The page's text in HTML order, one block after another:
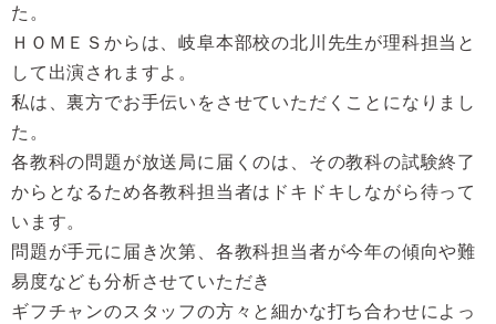
た。
ＨＯＭＥＳからは、岐阜本部校の北川先生が理科担当と
して出演されますよ。
私は、裏方でお手伝いをさせていただくことになりまし
た。
各教科の問題が放送局に届くのは、その教科の試験終了
からとなるため各教科担当者はドキドキしながら待って
います。
問題が手元に届き次第、各教科担当者が今年の傾向や難
易度なども分析させていただき
ギフチャンのスタッフの方々と細かな打ち合わせによっ